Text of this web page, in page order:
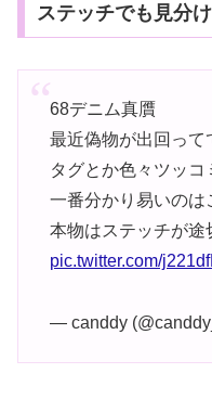
ステッチでも見分
68デニム真贋
最近偽物が出回って
タグとか色々ツッ
一番分かり易いのは
本物はステッチが途
pic.twitter.com/
— canddy